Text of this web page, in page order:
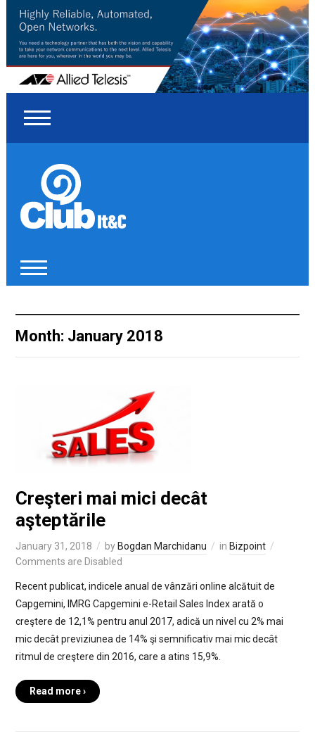
Month: January 2018
Creşteri mai mici decât
aşteptările
January 31, 2018 by Bogdan Marchidanu in Bizpoint
Comments are Disabled
Recent publicat, indicele anual de vânzări online alcătuit de
Capgemini, IMRG Capgemini e-Retail Sales Index arată o
creştere de 12,1% pentru anul 2017, adică un nivel cu 2% mai
mic decât previziunea de 14% şi semnificativ mai mic decât
ritmul de creştere din 2016, care a atins 15,9%.
Read more ›